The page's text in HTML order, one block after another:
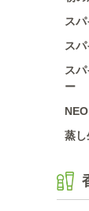
ス
ス
ス
ー
蒸し